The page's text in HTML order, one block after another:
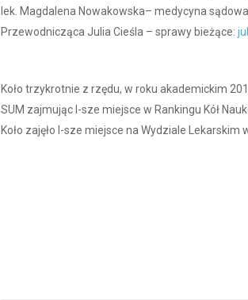
lek. Magdalena Nowakowska– medycyna
Przewodnicząca Julia Cieśla – sprawy bieżące:
Koło trzykrotnie z rzędu, w roku akademickim
SUM zajmując I-sze miejsce w Rankingu Kół
Koło zajęło I-sze miejsce na Wydziale Lekarskim